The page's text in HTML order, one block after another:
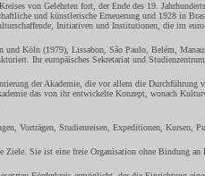
von Gelehrten fort, der Ende des 19.
und künstlerische Erneuerung und 1928 in
Initiativen und Institutionen, die im
und Köln (1979), Lissabon, São Paulo, Belém,
Ihr europäisches Sekretariat und
der Akademie, die vor allem die
das von ihr entwickelte Konzept, wonach
Vorträgen, Studienreisen, Expeditionen, Kursen,
Sie ist eine freie Organisation ohne Bindung an